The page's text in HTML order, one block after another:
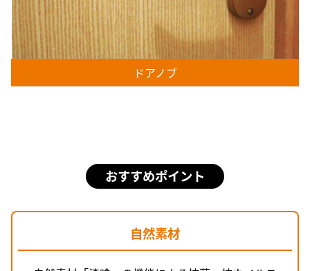
ドアノブ
おすすめポイント
自然素材